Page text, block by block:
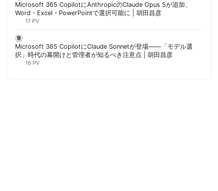
Microsoft 365 CopilotにAnthropicのClaude Opus 5が追加、
Word・Excel・PowerPointで選択可能に | 胡田昌彦
17 PV
Microsoft 365 CopilotにClaude Sonnetが登場——「モデル選
択」時代の幕開けと管理者が知るべき注意点 | 胡田昌彦
16 PV